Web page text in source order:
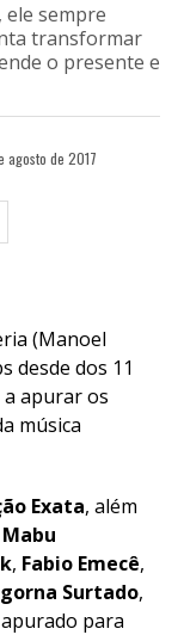
sempre
transformar
o presente e
agosto de 2017
(Manoel
desde dos 11
a apurar os
música
Exata, além
Mabu
, Fabio Emecê,
Surtado,
para